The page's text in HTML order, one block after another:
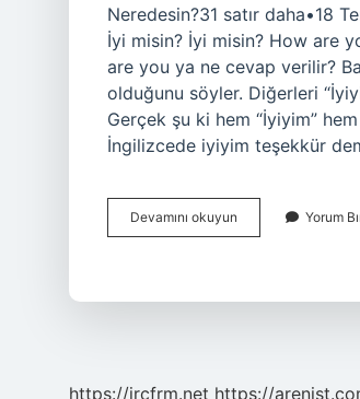
Neredesin?31 satır daha•18
İyi misin? İyi misin? How are
are you ya ne cevap verilir?
olduğunu söyler. Diğerleri
Gerçek şu ki hem “İyiyim”
İngilizcede iyiyim teşekkür
Devamını okuyun Ingilizce
Nasılsınız
Yorum
https://ircfrm.net https://